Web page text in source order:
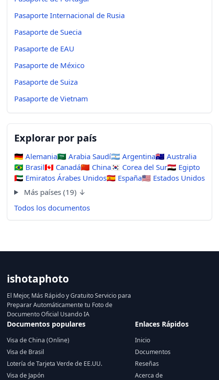
Pasaporte Internacional de Rusia
Pasaporte de Suecia
Pasaporte de EAU
Pasaporte de México
Pasaporte de Suiza
Pasaporte de Vietnam
Explorar por país
🇩🇪 Alemania🇸🇦 Arabia Saudí🇦🇷 Argentina🇦🇺 Australia
🇧🇷 Brasil🇨🇦 Canadá🇨🇳 China🇰🇷 Corea del Sur🇪🇬 Egipto
🇦🇪 Emiratos Árabes Unidos🇪🇸 España🇺🇸 Estados Unidos
Más países (19) ↓
Todos los documentos
ishotaphoto
El Mejor, Más Rápido y Gratuito Servicio para
Preparar Automáticamente tu Foto de
Documento Oficial Usando IA
Documentos populares
Visa de China (Online)
Visa de Brasil
Lotería de Tarjeta Verde de EE.UU.
Visa de Japón
Enlaces Rápidos
Inicio
Documentos
Reseñas
Acerca de